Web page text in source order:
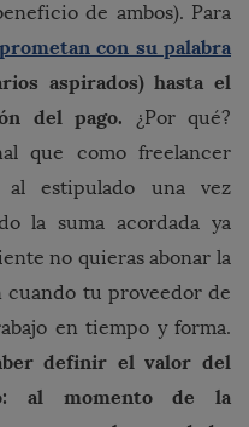
de ambos). Para
con su palabra
aspirados) hasta el
del pago. ¿Por qué?
que como freelancer
estipulado una vez
la suma acordada ya
no quieras abonar la
tu proveedor de
en tiempo y forma.
definir el valor del
al momento de la